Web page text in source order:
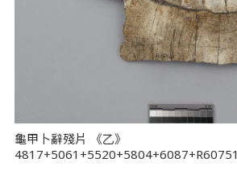
龜甲卜辭殘片 《乙》
4817+5061+5520+5804+6087+R60751